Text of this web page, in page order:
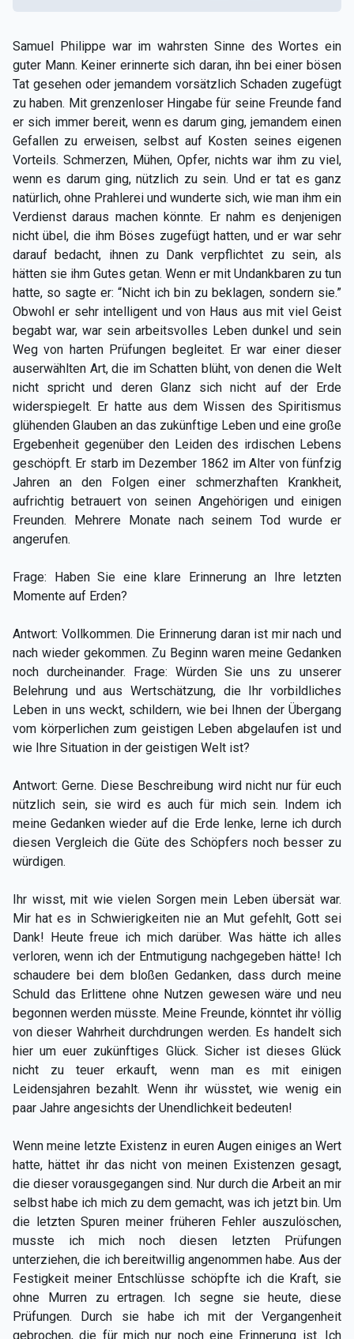
Samuel Philippe war im wahrsten Sinne des Wortes ein
guter Mann. Keiner erinnerte sich daran, ihn bei einer bösen
Tat gesehen oder jemandem vorsätzlich Schaden zugefügt
zu haben. Mit grenzenloser Hingabe für seine Freunde fand
er sich immer bereit, wenn es darum ging, jemandem einen
Gefallen zu erweisen, selbst auf Kosten seines eigenen
Vorteils. Schmerzen, Mühen, Opfer, nichts war ihm zu viel,
wenn es darum ging, nützlich zu sein. Und er tat es ganz
natürlich, ohne Prahlerei und wunderte sich, wie man ihm ein
Verdienst daraus machen könnte. Er nahm es denjenigen
nicht übel, die ihm Böses zugefügt hatten, und er war sehr
darauf bedacht, ihnen zu Dank verpflichtet zu sein, als
hätten sie ihm Gutes getan. Wenn er mit Undankbaren zu tun
hatte, so sagte er: “Nicht ich bin zu beklagen, sondern sie.”
Obwohl er sehr intelligent und von Haus aus mit viel Geist
begabt war, war sein arbeitsvolles Leben dunkel und sein
Weg von harten Prüfungen begleitet. Er war einer dieser
auserwählten Art, die im Schatten blüht, von denen die Welt
nicht spricht und deren Glanz sich nicht auf der Erde
widerspiegelt. Er hatte aus dem Wissen des Spiritismus
glühenden Glauben an das zukünftige Leben und eine große
Ergebenheit gegenüber den Leiden des irdischen Lebens
geschöpft. Er starb im Dezember 1862 im Alter von fünfzig
Jahren an den Folgen einer schmerzhaften Krankheit,
aufrichtig betrauert von seinen Angehörigen und einigen
Freunden. Mehrere Monate nach seinem Tod wurde er
angerufen.
Frage: Haben Sie eine klare Erinnerung an Ihre letzten
Momente auf Erden?
Antwort: Vollkommen. Die Erinnerung daran ist mir nach und
nach wieder gekommen. Zu Beginn waren meine Gedanken
noch durcheinander. Frage: Würden Sie uns zu unserer
Belehrung und aus Wertschätzung, die Ihr vorbildliches
Leben in uns weckt, schildern, wie bei Ihnen der Übergang
vom körperlichen zum geistigen Leben abgelaufen ist und
wie Ihre Situation in der geistigen Welt ist?
Antwort: Gerne. Diese Beschreibung wird nicht nur für euch
nützlich sein, sie wird es auch für mich sein. Indem ich
meine Gedanken wieder auf die Erde lenke, lerne ich durch
diesen Vergleich die Güte des Schöpfers noch besser zu
würdigen.
Ihr wisst, mit wie vielen Sorgen mein Leben übersät war.
Mir hat es in Schwierigkeiten nie an Mut gefehlt, Gott sei
Dank! Heute freue ich mich darüber. Was hätte ich alles
verloren, wenn ich der Entmutigung nachgegeben hätte! Ich
schaudere bei dem bloßen Gedanken, dass durch meine
Schuld das Erlittene ohne Nutzen gewesen wäre und neu
begonnen werden müsste. Meine Freunde, könntet ihr völlig
von dieser Wahrheit durchdrungen werden. Es handelt sich
hier um euer zukünftiges Glück. Sicher ist dieses Glück
nicht zu teuer erkauft, wenn man es mit einigen
Leidensjahren bezahlt. Wenn ihr wüsstet, wie wenig ein
paar Jahre angesichts der Unendlichkeit bedeuten!
Wenn meine letzte Existenz in euren Augen einiges an Wert
hatte, hättet ihr das nicht von meinen Existenzen gesagt,
die dieser vorausgegangen sind. Nur durch die Arbeit an mir
selbst habe ich mich zu dem gemacht, was ich jetzt bin. Um
die letzten Spuren meiner früheren Fehler auszulöschen,
musste ich mich noch diesen letzten Prüfungen
unterziehen, die ich bereitwillig angenommen habe. Aus der
Festigkeit meiner Entschlüsse schöpfte ich die Kraft, sie
ohne Murren zu ertragen. Ich segne sie heute, diese
Prüfungen. Durch sie habe ich mit der Vergangenheit
gebrochen, die für mich nur noch eine Erinnerung ist. Ich